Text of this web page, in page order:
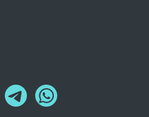
Collegamento
a
Collegamento
a